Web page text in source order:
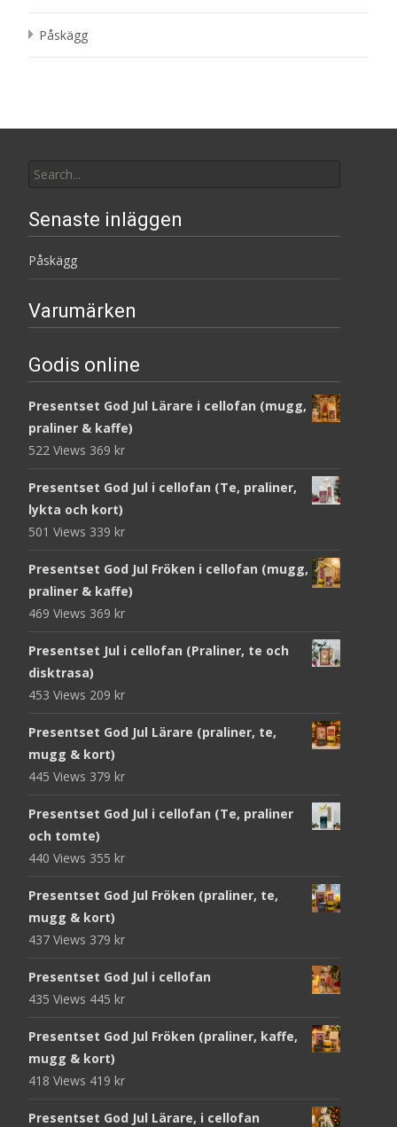
Påskägg
for:
Senaste inläggen
Påskägg
Varumärken
Godis online
Presentset God Jul Lärare i cellofan (mugg,
praliner & kaffe)
522 Views 369 kr
Presentset God Jul i cellofan (Te, praliner,
lykta och kort)
501 Views 339 kr
Presentset God Jul Fröken i cellofan (mugg,
praliner & kaffe)
469 Views 369 kr
Presentset Jul i cellofan (Praliner, te och
disktrasa)
453 Views 209 kr
Presentset God Jul Lärare (praliner, te,
mugg & kort)
445 Views 379 kr
Presentset God Jul i cellofan (Te, praliner
och tomte)
440 Views 355 kr
Presentset God Jul Fröken (praliner, te,
mugg & kort)
437 Views 379 kr
Presentset God Jul i cellofan
435 Views 445 kr
Presentset God Jul Fröken (praliner, kaffe,
mugg & kort)
418 Views 419 kr
Presentset God Jul Lärare, i cellofan